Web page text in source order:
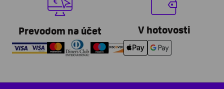
Prevodom na účet V hotovosti